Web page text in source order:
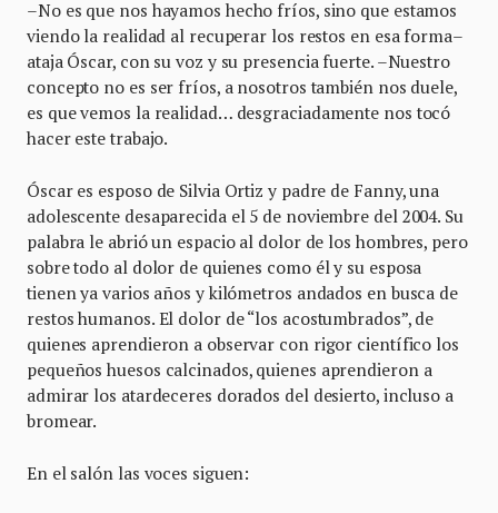
–No es que nos hayamos hecho fríos, sino que estamos
viendo la realidad al recuperar los restos en esa forma–
ataja Óscar, con su voz y su presencia fuerte. –Nuestro
concepto no es ser fríos, a nosotros también nos duele,
es que vemos la realidad… desgraciadamente nos tocó
hacer este trabajo.
Óscar es esposo de Silvia Ortiz y padre de Fanny, una
adolescente desaparecida el 5 de noviembre del 2004. Su
palabra le abrió un espacio al dolor de los hombres, pero
sobre todo al dolor de quienes como él y su esposa
tienen ya varios años y kilómetros andados en busca de
restos humanos. El dolor de “los acostumbrados”, de
quienes aprendieron a observar con rigor científico los
pequeños huesos calcinados, quienes aprendieron a
admirar los atardeceres dorados del desierto, incluso a
bromear.
En el salón las voces siguen: